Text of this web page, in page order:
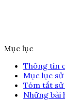
Mục lục
Thông tin
Mục lục
Tóm tắt
Những bài